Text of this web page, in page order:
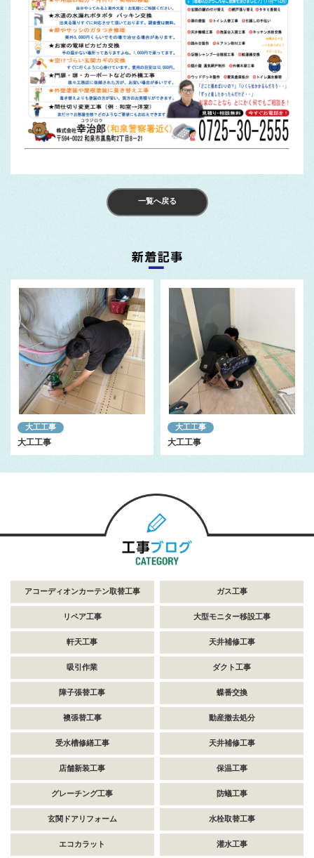
一覧へ戻る
大工工事
大工工事
大工工事
大工工事
アコーディオンカーテン取替工事 ガス工事
リペア工事 大型モニター移設工事
軒天工事 天井補修工事
吸引作業 ダクト工事
障子張替工事 蝶番交換
襖張替工事 動産撤去処分
受水槽修繕工事 天井補修工事
店舗新装工事 保温工事
グレーチング工事 防蟻工事
玄関ドアリフォーム 水栓取替工事
エコカラット 灌水工事